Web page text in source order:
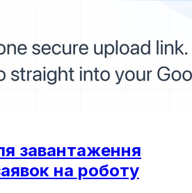
завантаження
на роботу